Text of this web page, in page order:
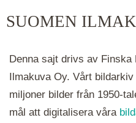
hålla ned ctrl-tangenten
SUOMEN
Denna sajt drivs av Finska
Ilmakuva Oy. Vårt
miljoner bilder från 1950-
mål att digitalisera våra